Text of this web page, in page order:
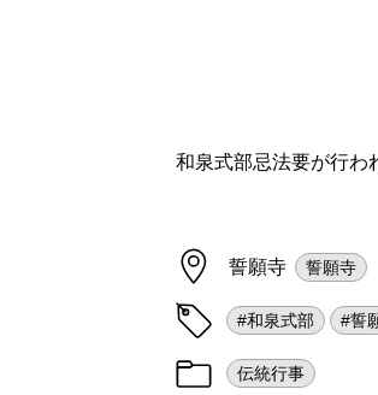
和泉式部忌法要が行わ
誓願寺 誓願寺
#和泉式部 #誓
伝統行事